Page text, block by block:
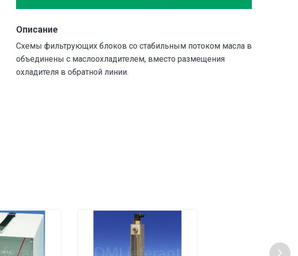
Описание
Схемы фильтрующих блоков со стабильным потоком масла в
объединены с маслоохладителем, вместо размещения
охладителя в обратной линии.